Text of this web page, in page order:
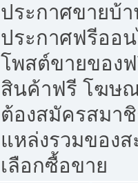
ประกาศขายบ้
ประกาศฟรีออ
โพสต์ขายของ
สินค้าฟรี โฆษ
ต้องสมัครสมา
แหล่งรวมของ
เลือกซื้อขาย